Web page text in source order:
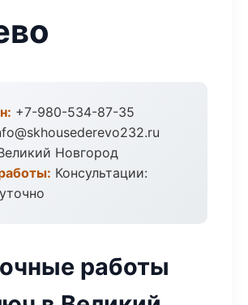
+7-980-534-87-35
Новгород
Консультации:
работы